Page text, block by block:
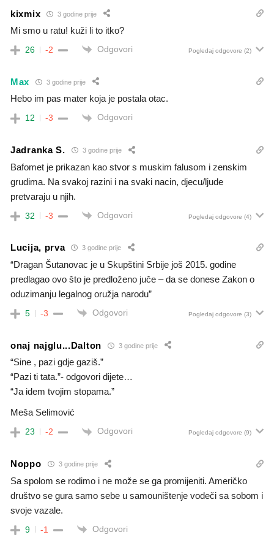
kixmix 3 godine prije
Mi smo u ratu! kuži li to itko?
26 -2 Odgovori Pogledaj odgovore (2)
Max 3 godine prije
Hebo im pas mater koja je postala otac.
12 -3 Odgovori
Jadranka S. 3 godine prije
Bafomet je prikazan kao stvor s muskim falusom i zenskim
grudima. Na svakoj razini i na svaki nacin, djecu/ljude
pretvaraju u njih.
32 -3 Odgovori Pogledaj odgovore (4)
Lucija, prva 3 godine prije
“Dragan Šutanovac je u Skupštini Srbije još 2015. godine
predlagao ovo što je predloženo juče – da se donese Zakon o
oduzimanju legalnog oružja narodu”
5 -3 Odgovori Pogledaj odgovore (3)
onaj najglu...Dalton 3 godine prije
“Sine , pazi gdje gaziš.”
“Pazi ti tata.”- odgovori dijete…
“Ja idem tvojim stopama.”
Meša Selimović
23 -2 Odgovori Pogledaj odgovore (9)
Noppo 3 godine prije
Sa spolom se rodimo i ne može se ga promijeniti. Američko
društvo se gura samo sebe u samouništenje vodeči sa sobom i
svoje vazale.
9 -1 Odgovori